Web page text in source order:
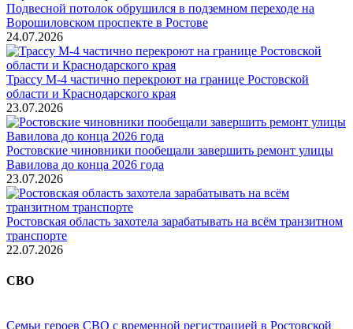
Подвесной потолок обрушился в подземном переходе на
Ворошиловском проспекте в Ростове
24.07.2026
Трассу М-4 частично перекроют на границе Ростовской
области и Краснодарского края
23.07.2026
Ростовские чиновники пообещали завершить ремонт улицы
Вавилова до конца 2026 года
23.07.2026
Ростовская область захотела зарабатывать на всём транзитном
транспорте
22.07.2026
СВО
Семьи героев СВО с временной регистрацией в Ростовской